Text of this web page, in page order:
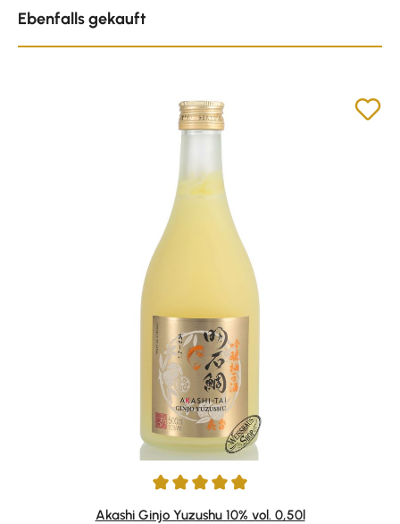
Ebenfalls gekauft
Durchschnittliche Bewertung von 5 von 5 Sternen
Akashi Ginjo Yuzushu 10% vol. 0,50l